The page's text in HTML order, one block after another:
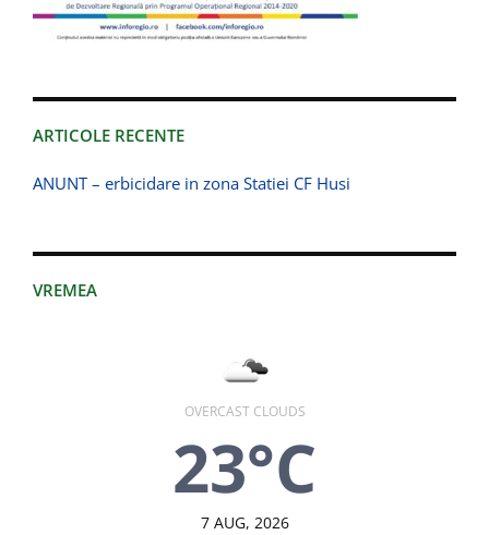
ARTICOLE RECENTE
ANUNT – erbicidare in zona Statiei CF Husi
VREMEA
OVERCAST CLOUDS
23°C
7 AUG, 2026